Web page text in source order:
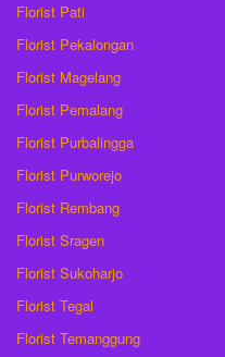
Florist Pati
Florist Pekalongan
Florist Magelang
Florist Pemalang
Florist Purbalingga
Florist Purworejo
Florist Rembang
Florist Sragen
Florist Sukoharjo
Florist Tegal
Florist Temanggung